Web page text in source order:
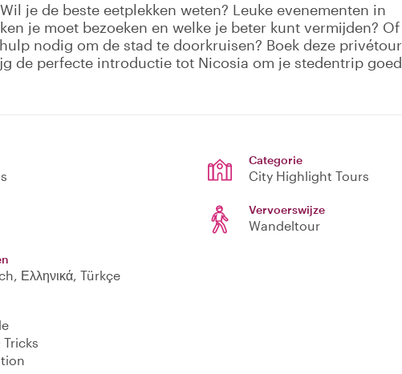
je de beste eetplekken weten? Leuke evenementen in
je moet bezoeken en welke je beter kunt vermijden? Of
nodig om de stad te doorkruisen? Boek deze privétour
de perfecte introductie tot Nicosia om je stedentrip goed
Categorie
City Highlight Tours
Vervoerswijze
Wandeltour
Ελληνικά, Türkçe
Tricks